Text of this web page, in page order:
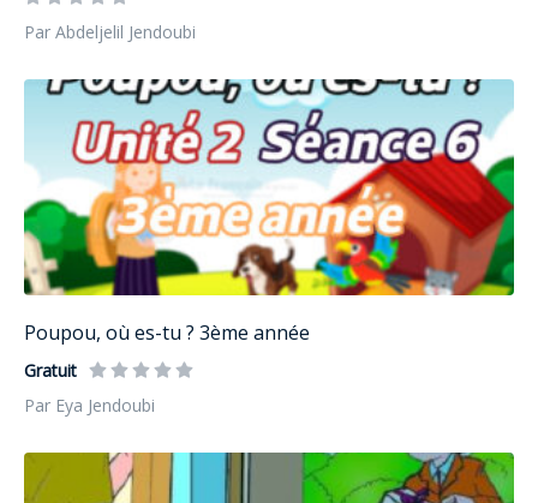
Par Abdeljelil Jendoubi
Poupou, où es-tu ? 3ème année
Gratuit
Par Eya Jendoubi